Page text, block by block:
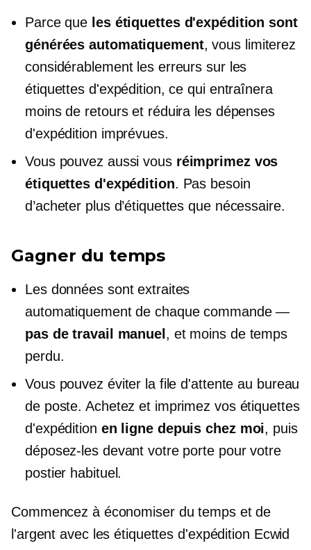
Parce que les étiquettes d'expédition sont
générées automatiquement, vous limiterez
considérablement les erreurs sur les
étiquettes d'expédition, ce qui entraînera
moins de retours et réduira les dépenses
d'expédition imprévues.
Vous pouvez aussi vous réimprimez vos
étiquettes d'expédition. Pas besoin
d’acheter plus d’étiquettes que nécessaire.
Gagner du temps
Les données sont extraites
automatiquement de chaque commande —
pas de travail manuel , et moins de temps
perdu.
Vous pouvez éviter la file d'attente au bureau
de poste. Achetez et imprimez vos étiquettes
d'expédition en ligne depuis chez moi, puis
déposez-les devant votre porte pour votre
postier habituel.
Commencez à économiser du temps et de
l'argent avec les étiquettes d'expédition Ecwid